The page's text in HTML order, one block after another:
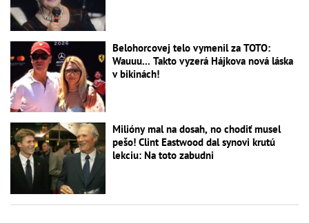
Belohorcovej telo vymenil za TOTO:
Wauuu... Takto vyzerá Hájkova nová láska
v bikinách!
Milióny mal na dosah, no chodiť musel
pešo! Clint Eastwood dal synovi krutú
lekciu: Na toto zabudni